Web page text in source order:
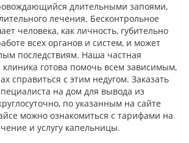
длительными запоями,
лечения. Бесконтрольное
человека, как личность, губительно
всех органов и систем, и может
последствиям. Наша частная
клиника готова помочь всем зависимым,
справиться с этим недугом. Заказать
на дом для вывода из
по указанным на сайте
можно ознакомиться с тарифами на
и услугу капельницы.